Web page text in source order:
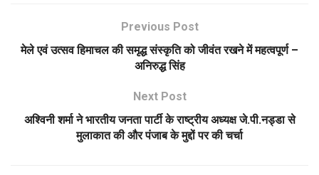
Previous Post
मेले एवं उत्सव हिमाचल की समृद्ध संस्कृति को जीवंत रखने में महत्वपूर्ण –
अनिरुद्ध सिंह
Next Post
अश्विनी शर्मा ने भारतीय जनता पार्टी के राष्ट्रीय अध्यक्ष जे.पी.नड्डा से
मुलाकात की और पंजाब के मुद्दों पर की चर्चा